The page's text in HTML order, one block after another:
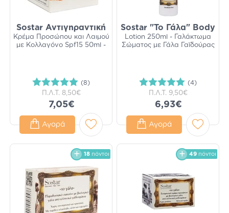
Sostar Αντιγηραντική
Κρέμα Προσώπου και Λαιμού
με Κολλαγόνο Spf15 50ml -
(8)
Π.Λ.Τ. 8,50€
7,05€
Αγορά
Sostar "Το Γάλα" Body
Lotion 250ml - Γαλάκτωμα
Σώματος με Γάλα Γαϊδούρας
(4)
Π.Λ.Τ. 9,50€
6,93€
Αγορά
18 πόντοι 49 πόντοι